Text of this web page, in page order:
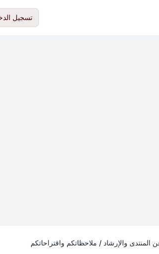
تسجيل
المنتدى والإرشاد / ملاحظاتكم واقتراحاتكم